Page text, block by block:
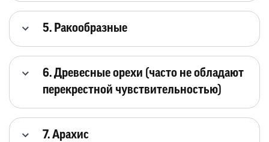
5. Ракообразные
6. Древесные орехи (часто не обладают
перекрестной чувствительностью)
7. Арахис